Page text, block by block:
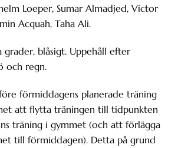
Loeper, Sumar Almadjed, Victor
Acquah, Taha Ali.
blåsigt. Uppehåll efter
och regn.
förmiddagens planerade träning
att flytta träningen till tidpunkten
träning i gymmet (och att förlägga
till förmiddagen). Detta på grund